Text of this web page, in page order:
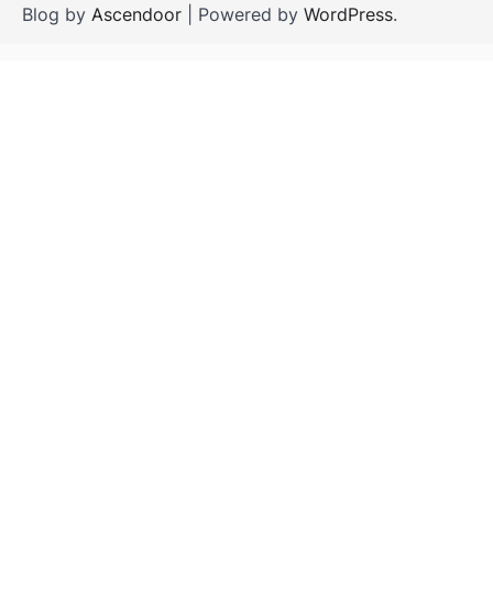
Blog by Ascendoor | Powered by WordPress.